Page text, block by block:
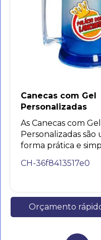
Canecas com Gel
Personalizadas
As Canecas com Gel
Personalizadas são
forma prática e
CH-36f8413517e0
Orçamento